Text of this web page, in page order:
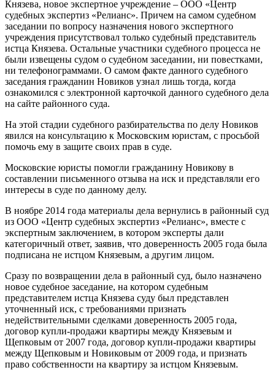
Князева, новое экспертное учреждение – ООО «Центр
судебных экспертиз «Релианс». Причем на самом судебном
заседании по вопросу назначения нового экспертного
учреждения присутствовал только судебный представитель
истца Князева. Остальные участники судебного процесса не
были извещены судом о судебном заседании, ни повестками,
ни телефонограммами. О самом факте данного судебного
заседания гражданин Новиков узнал лишь тогда, когда
ознакомился с электронной карточкой данного судебного дела
на сайте районного суда.
На этой стадии судебного разбирательства по делу Новиков
явился на консультацию к Московским юристам, с просьбой
помочь ему в защите своих прав в суде.
Московские юристы помогли гражданину Новикову в
составлении письменного отзыва на иск и представляли его
интересы в суде по данному делу.
В ноябре 2014 года материалы дела вернулись в районный суд
из ООО «Центр судебных экспертиз «Релианс», вместе с
экспертным заключением, в котором эксперты дали
категоричный ответ, заявив, что доверенность 2005 года была
подписана не истцом Князевым, а другим лицом.
Сразу по возвращении дела в районный суд, было назначено
новое судебное заседание, на котором судебным
представителем истца Князева суду был представлен
уточненный иск, с требованиями признать
недействительными сделками доверенность 2005 года,
договор купли-продажи квартиры между Князевым и
Щепковым от 2007 года, договор купли-продажи квартиры
между Щепковым и Новиковым от 2009 года, и признать
право собственности на квартиру за истцом Князевым.